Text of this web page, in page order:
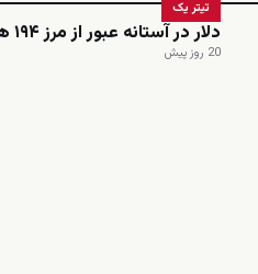
تیتر یک
دلار در آستانه عبور از مرز ۱۹۴ هزار تومان
20 روز پیش